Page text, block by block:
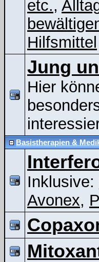
etc.,
Hilfsmittel
Jung
Hier
Basistherapien &
Inklusive:
Avonex,